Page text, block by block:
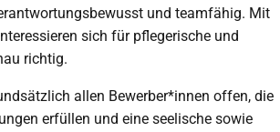
und teamfähig. Mit
sich für pflegerische und
richtig.
allen Bewerber*innen offen, die
erfüllen und eine seelische sowie